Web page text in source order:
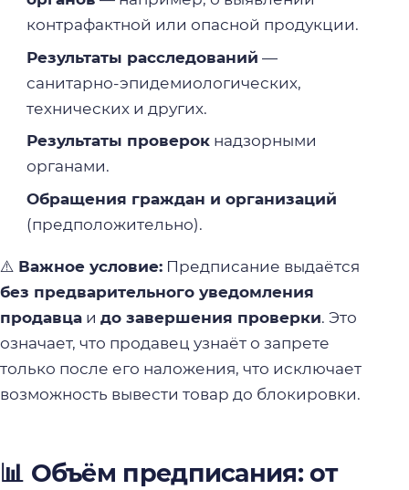
контрафактной или опасной продукции.
Результаты расследований —
санитарно-эпидемиологических,
технических и других.
Результаты проверокнадзорными
органами.
Обращения граждан и организаций
(предположительно).
⚠️ Важное условие: Предписание выдаётся
без предварительного уведомления
продавца и до завершения проверки. Это
означает, что продавец узнаёт о запрете
только после его наложения, что исключает
возможность вывести товар до блокировки.
📊 Объём предписания: от